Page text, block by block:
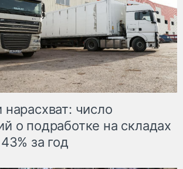
число
о подработке на складах
за год